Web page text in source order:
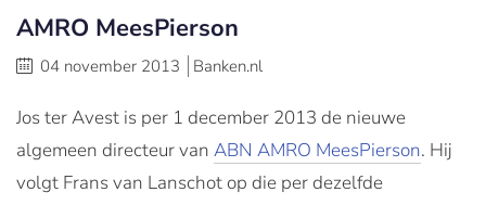
AMRO MeesPierson
04 november 2013 Banken.nl
Jos ter Avest is per 1 december 2013 de nieuwe
algemeen directeur van ABN AMRO MeesPierson. Hij
volgt Frans van Lanschot op die per dezelfde